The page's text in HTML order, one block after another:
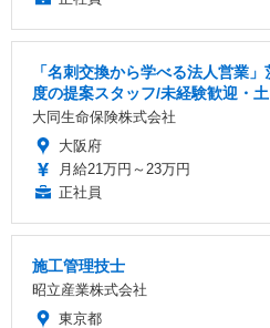
「名刺交換から学べる法人営業
度の提案スタッフ/未経験歓迎・
大同生命保険株式会社
大阪府
月給21万円～23万円
正社員
施工管理技士
昭立産業株式会社
東京都